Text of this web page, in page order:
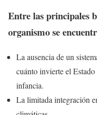
Entre las principales
organismo se
La ausencia de un
cuánto invierte el
infancia.
La limitada integración